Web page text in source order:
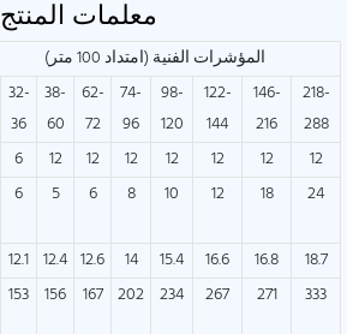
معلمات المنتج
المؤشرات الفنية (امتداد 100 متر)
32-
36
38-
60
62-
72
74-
96
98-
120
122-
144
146-
216
218-
288
6 12 12 12 12 12 12
12
6 5 6 8 10 12 18 24
12.1 12.4 12.6 14 15.4 16.6 16.8
18.7
153 156 167 202 234 267 271 333